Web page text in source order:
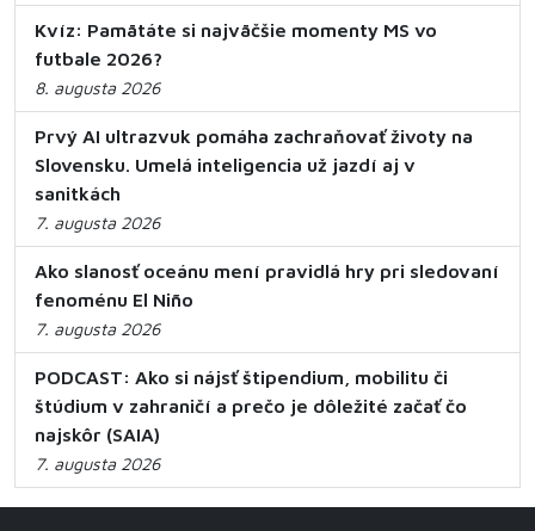
Kvíz: Pamätáte si najväčšie momenty MS vo
futbale 2026?
8. augusta 2026
Prvý AI ultrazvuk pomáha zachraňovať životy na
Slovensku. Umelá inteligencia už jazdí aj v
sanitkách
7. augusta 2026
Ako slanosť oceánu mení pravidlá hry pri sledovaní
fenoménu El Niño
7. augusta 2026
PODCAST: Ako si nájsť štipendium, mobilitu či
štúdium v zahraničí a prečo je dôležité začať čo
najskôr (SAIA)
7. augusta 2026